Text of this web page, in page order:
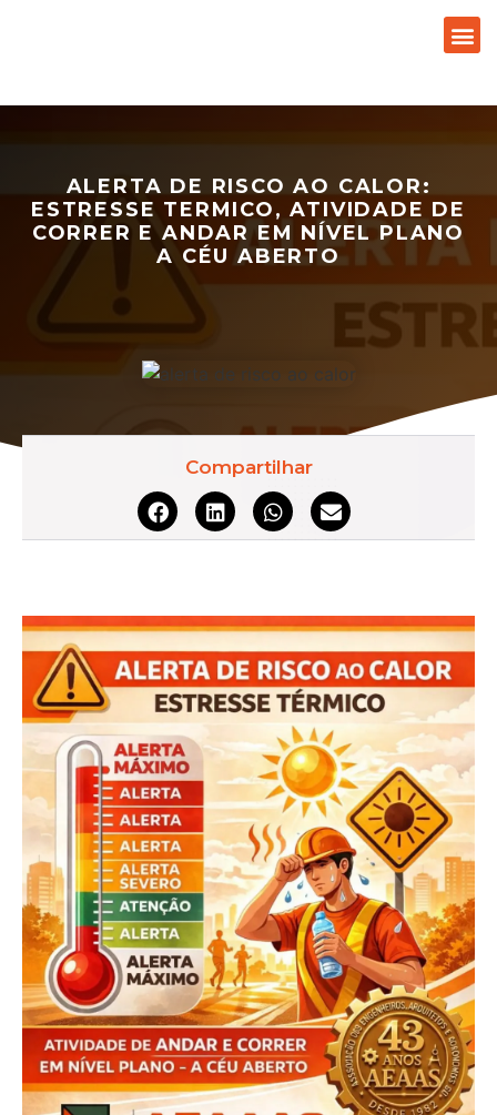
ALERTA DE RISCO AO CALOR:
ESTRESSE TERMICO, ATIVIDADE DE
CORRER E ANDAR EM NÍVEL PLANO
A CÉU ABERTO
Compartilhar